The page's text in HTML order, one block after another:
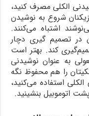
الکلی مصرف کنید،
شروع به نوشیدن
اشتباه می‌کنند.
در تصمیم گیری دچار
کند. بهتر است
به عنوان نوشیدنی
را هم محفوظ نگه
استفاده می‌کنید،
اتوموبیل بنشینید.